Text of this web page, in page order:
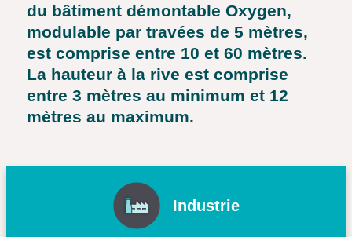
du bâtiment démontable Oxygen,
modulable par travées de 5 mètres,
est comprise entre 10 et 60 mètres.
La hauteur à la rive est comprise
entre 3 mètres au minimum et 12
mètres au maximum.
Industrie